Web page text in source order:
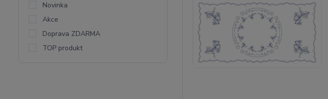
Novinka
Akce
Doprava ZDARMA
TOP produkt